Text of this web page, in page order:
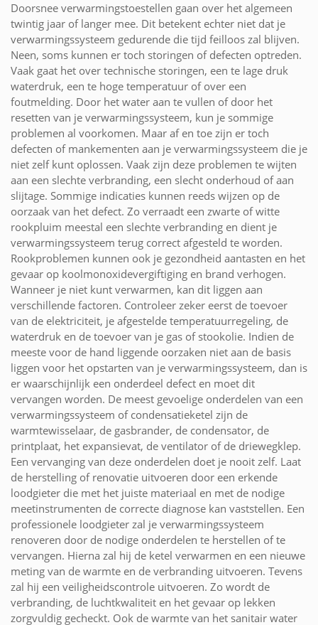
Doorsnee verwarmingstoestellen gaan over het algemeen
twintig jaar of langer mee. Dit betekent echter niet dat je
verwarmingssysteem gedurende die tijd feilloos zal blijven.
Neen, soms kunnen er toch storingen of defecten optreden.
Vaak gaat het over technische storingen, een te lage druk
waterdruk, een te hoge temperatuur of over een
foutmelding. Door het water aan te vullen of door het
resetten van je verwarmingssysteem, kun je sommige
problemen al voorkomen. Maar af en toe zijn er toch
defecten of mankementen aan je verwarmingssysteem die je
niet zelf kunt oplossen. Vaak zijn deze problemen te wijten
aan een slechte verbranding, een slecht onderhoud of aan
slijtage. Sommige indicaties kunnen reeds wijzen op de
oorzaak van het defect. Zo verraadt een zwarte of witte
rookpluim meestal een slechte verbranding en dient je
verwarmingssysteem terug correct afgesteld te worden.
Rookproblemen kunnen ook je gezondheid aantasten en het
gevaar op koolmonoxidevergiftiging en brand verhogen.
Wanneer je niet kunt verwarmen, kan dit liggen aan
verschillende factoren. Controleer zeker eerst de toevoer
van de elektriciteit, je afgestelde temperatuurregeling, de
waterdruk en de toevoer van je gas of stookolie. Indien de
meeste voor de hand liggende oorzaken niet aan de basis
liggen voor het opstarten van je verwarmingssysteem, dan is
er waarschijnlijk een onderdeel defect en moet dit
vervangen worden. De meest gevoelige onderdelen van een
verwarmingssysteem of condensatieketel zijn de
warmtewisselaar, de gasbrander, de condensator, de
printplaat, het expansievat, de ventilator of de driewegklep.
Een vervanging van deze onderdelen doet je nooit zelf. Laat
de herstelling of renovatie uitvoeren door een erkende
loodgieter die met het juiste materiaal en met de nodige
meetinstrumenten de correcte diagnose kan vaststellen. Een
professionele loodgieter zal je verwarmingssysteem
renoveren door de nodige onderdelen te herstellen of te
vervangen. Hierna zal hij de ketel verwarmen en een nieuwe
meting van de warmte en de verbranding uitvoeren. Tevens
zal hij een veiligheidscontrole uitvoeren. Zo wordt de
verbranding, de luchtkwaliteit en het gevaar op lekken
zorgvuldig gecheckt. Ook de warmte van het sanitair water